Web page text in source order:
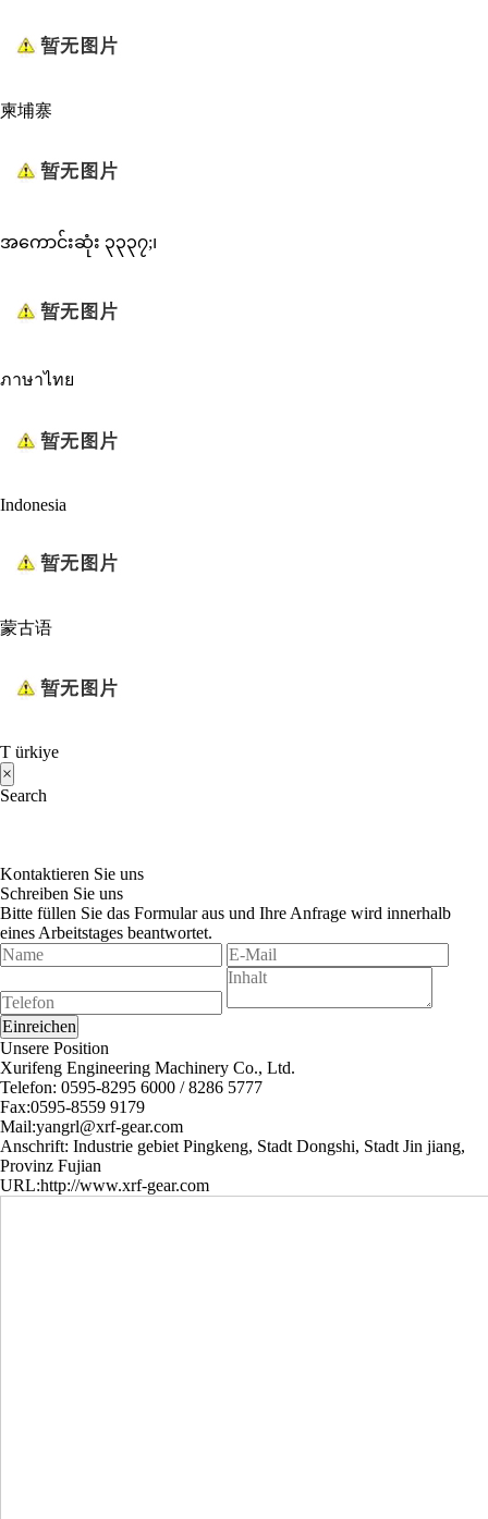
柬埔寨
အကောင်းဆုံး ၃၃၃၇;၊
ภาษาไทย
Indonesia
蒙古语
T ürkiye
×
Search
Kontaktieren Sie uns
Schreiben Sie uns
Bitte füllen Sie das Formular aus und Ihre Anfrage wird innerhalb
eines Arbeitstages beantwortet.
Unsere Position
Xurifeng Engineering Machinery Co., Ltd.
Telefon: 0595-8295 6000 / 8286 5777
Fax:0595-8559 9179
Mail:yangrl@xrf-gear.com
Anschrift: Industrie gebiet Pingkeng, Stadt Dongshi, Stadt Jin jiang,
Provinz Fujian
URL:http://www.xrf-gear.com